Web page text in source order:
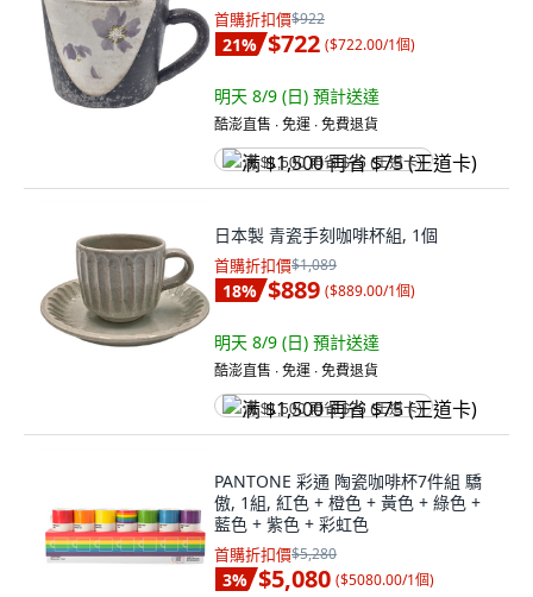
首購折扣價$922
21% $722 ($722.00/1個)
明天 8/9 (日) 預計送達
酷澎直售 ∙ 免運 ∙ 免費退貨
满 $1,500 再省 $75 (王道卡)
日本製 青瓷手刻咖啡杯組, 1個
首購折扣價$1,089
18% $889 ($889.00/1個)
明天 8/9 (日) 預計送達
酷澎直售 ∙ 免運 ∙ 免費退貨
满 $1,500 再省 $75 (王道卡)
PANTONE 彩通 陶瓷咖啡杯7件組 驕
傲, 1組, 紅色 + 橙色 + 黃色 + 綠色 +
藍色 + 紫色 + 彩虹色
首購折扣價$5,280
3% $5,080 ($5080.00/1個)